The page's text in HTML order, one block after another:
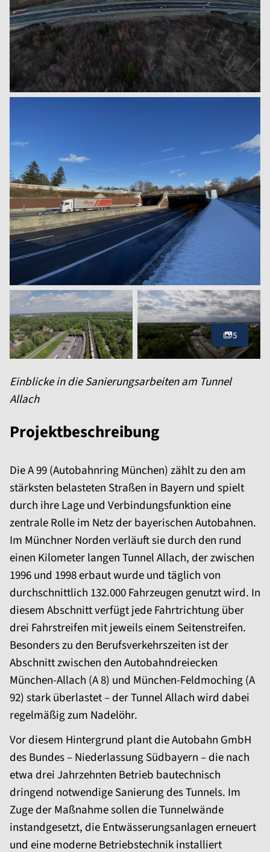
5
Einblicke in die Sanierungsarbeiten am Tunnel
Allach
Projektbeschreibung
Die A 99 (Autobahnring München) zählt zu den am
stärksten belasteten Straßen in Bayern und spielt
durch ihre Lage und Verbindungsfunktion eine
zentrale Rolle im Netz der bayerischen Autobahnen.
Im Münchner Norden verläuft sie durch den rund
einen Kilometer langen Tunnel Allach, der zwischen
1996 und 1998 erbaut wurde und täglich von
durchschnittlich 132.000 Fahrzeugen genutzt wird. In
diesem Abschnitt verfügt jede Fahrtrichtung über
drei Fahrstreifen mit jeweils einem Seitenstreifen.
Besonders zu den Berufsverkehrszeiten ist der
Abschnitt zwischen den Autobahndreiecken
München-Allach (A 8) und München-Feldmoching (A
92) stark überlastet – der Tunnel Allach wird dabei
regelmäßig zum Nadelöhr.
Vor diesem Hintergrund plant die Autobahn GmbH
des Bundes – Niederlassung Südbayern – die nach
etwa drei Jahrzehnten Betrieb bautechnisch
dringend notwendige Sanierung des Tunnels. Im
Zuge der Maßnahme sollen die Tunnelwände
instandgesetzt, die Entwässerungsanlagen erneuert
und eine moderne Betriebstechnik installiert